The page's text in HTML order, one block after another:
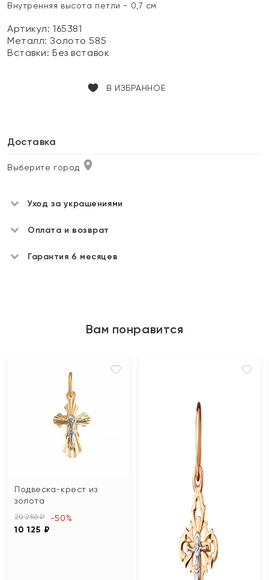
Внутренняя высота петли - 0,7 см
Артикул: 165381
Металл:Золото 585
Вставки:Без вставок
В ИЗБРАННОЕ
Доставка
Выберите город
Уход за украшениями
Оплата и возврат
Гарантия 6 месяцев
Вам понравится
Подвеска-крест из
золота
20 250 ₽
10 125 ₽
-50%